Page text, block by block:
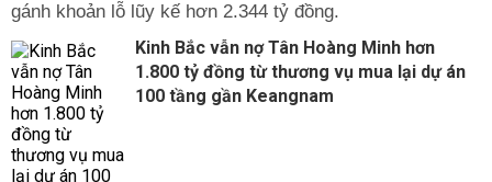
gánh khoản lỗ lũy kế hơn 2.344 tỷ đồng.
Kinh Bắc vẫn nợ Tân Hoàng Minh hơn
1.800 tỷ đồng từ thương vụ mua lại dự án
100 tầng gần Keangnam